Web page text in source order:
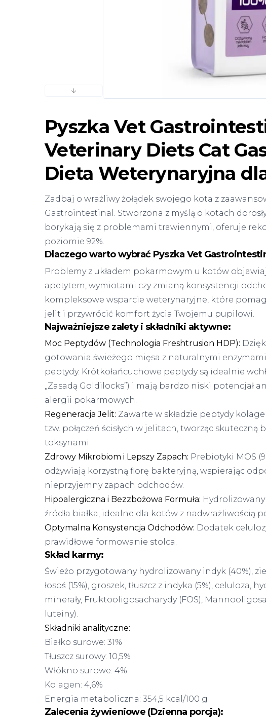
Następny slajd
Pyszka Vet
Veterinary Diets Cat
Dieta Weterynaryjna
Zadbaj o wrażliwy żołądek swojego kota z
Gastrointestinal. Stworzona z myślą o kotach
borykają się z problemami trawiennymi, oferuje
poziomie 92%.
Dlaczego warto wybrać Pyszka Vet
Problemy z układem pokarmowym u kotów
apetytem, wymiotami czy zmianą konsystencji
kompleksowe wsparcie weterynaryjne, które
jelit i przywrócić komfort życia Twojemu pupilowi.
Najważniejsze zalety i składniki aktywne:
Moc Peptydów (Technologia Freshtrusion HDP):
gotowania świeżego mięsa z naturalnymi
peptydy. Krótkołańcuchowe peptydy są idealnie
„Zasadą Goldilocks”) i mają bardzo niski potencjał
alergii pokarmowych.
Regeneracja Jelit: Zawarte w składzie peptydy
tzw. połączeń ścisłych w jelitach, tworząc
toksynami.
Zdrowy Mikrobiom i Lepszy Zapach: Prebiotyki MOS
odżywiają korzystną florę bakteryjną, wspierając
nieprzyjemny zapach odchodów.
Hipoalergiczna i Bezzbożowa Formuła:
źródła białka, idealne dla kotów z nadwrażliwością
Optymalna Konsystencja Odchodów: Dodatek
prawidłowe formowanie stolca.
Skład karmy:
Świeżo przygotowany hydrolizowany indyk (40%),
łosoś (15%), groszek, tłuszcz z indyka (5%), celuloza,
minerały, Fruktooligosacharydy (FOS),
luteiny).
Składniki analityczne:
Białko surowe: 31%
Tłuszcz surowy: 10,5%
Włókno surowe: 4%
Kolagen: 4,6%
Energia metaboliczna: 354,5 kcal/100 g
Zalecenia żywieniowe (Dzienna porcja):